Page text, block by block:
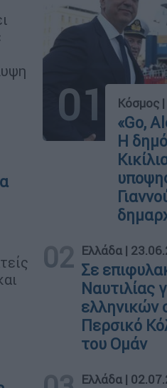
01 Κόσμος |
«Go,
Η
02 Ελλάδα |
Σε
Ναυτιλίας
ελληνικών
Περσικό
του Ομάν
Ελλάδα |